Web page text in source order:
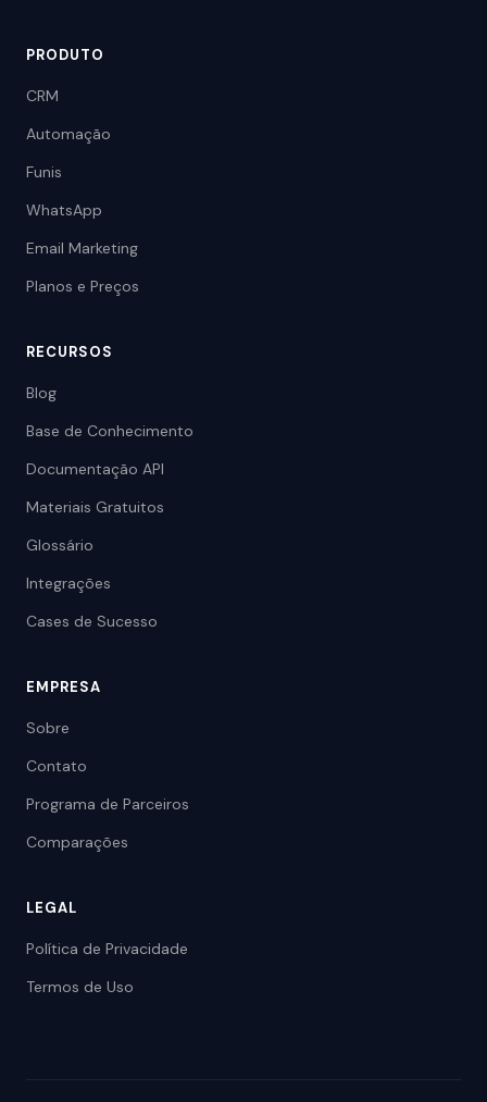
PRODUTO
CRM
Automação
Funis
WhatsApp
Email Marketing
Planos e Preços
RECURSOS
Blog
Base de Conhecimento
Documentação API
Materiais Gratuitos
Glossário
Integrações
Cases de Sucesso
EMPRESA
Sobre
Contato
Programa de Parceiros
Comparações
LEGAL
Política de Privacidade
Termos de Uso